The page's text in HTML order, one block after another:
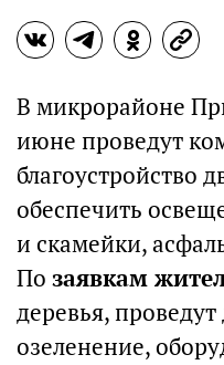
В микрорайоне
июне проведут
благоустройство
обеспечить
и скамейки,
По заявкам
деревья,
озеленение,